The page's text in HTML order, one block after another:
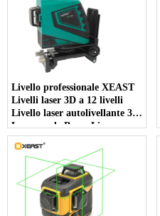
Livello professionale XEAST
Livelli laser 3D a 12 livelli
Livello laser autolivellante 360
​​Laser verde Beam Line
532nm, 30mw